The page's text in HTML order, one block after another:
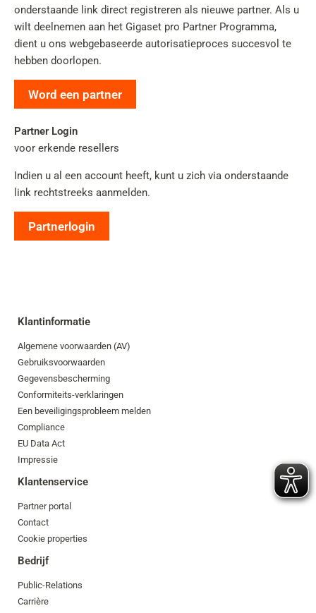
onderstaande link direct registreren als nieuwe partner. Als u
wilt deelnemen aan het Gigaset pro Partner Programma,
dient u ons webgebaseerde autorisatieproces succesvol te
hebben doorlopen.
Word een partner
Partner Login
voor erkende resellers
Indien u al een account heeft, kunt u zich via onderstaande
link rechtstreeks aanmelden.
Partnerlogin
Klantinformatie
Algemene voorwaarden (AV)
Gebruiksvoorwaarden
Gegevensbescherming
Conformiteits-verklaringen
Een beveiligingsprobleem melden
Compliance
EU Data Act
Impressie
Klantenservice
Partner portal
Contact
Cookie properties
Bedrijf
Public-Relations
Carrière